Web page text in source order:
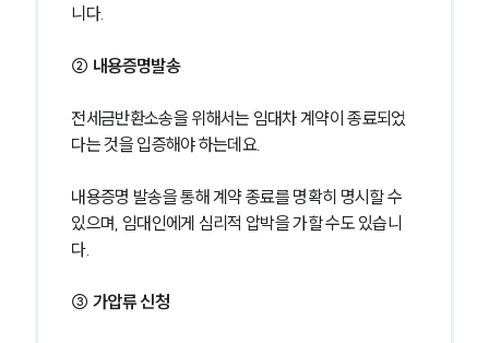
니다.
② 내용증명발송
전세금반환소송을 위해서는 임대차 계약이 종료되었
다는 것을 입증해야 하는데요.
내용증명 발송을 통해 계약 종료를 명확히 명시할 수
있으며, 임대인에게 심리적 압박을 가할 수도 있습니
다.
③ 가압류 신청